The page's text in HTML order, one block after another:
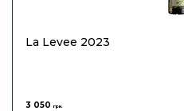
La Levee 2023
3 050 грн.